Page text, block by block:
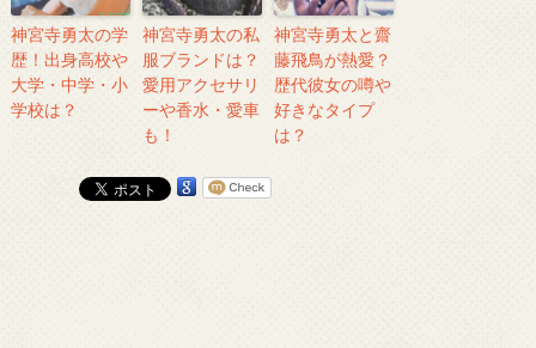
神宮寺勇太の学
歴！出身高校や
大学・中学・小
学校は？
神宮寺勇太の私
服ブランドは？
愛用アクセサリ
ーや香水・愛車
も！
神宮寺勇太と齋
藤飛鳥が熱愛？
歴代彼女の噂や
好きなタイプ
は？